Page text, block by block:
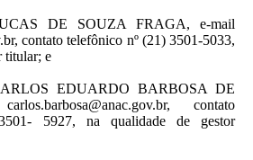
DE SOUZA FRAGA, e-mail
contato telefônico nº (21) 3501-5033,
titular; e
EDUARDO BARBOSA DE
contato
5927, na qualidade de gestor